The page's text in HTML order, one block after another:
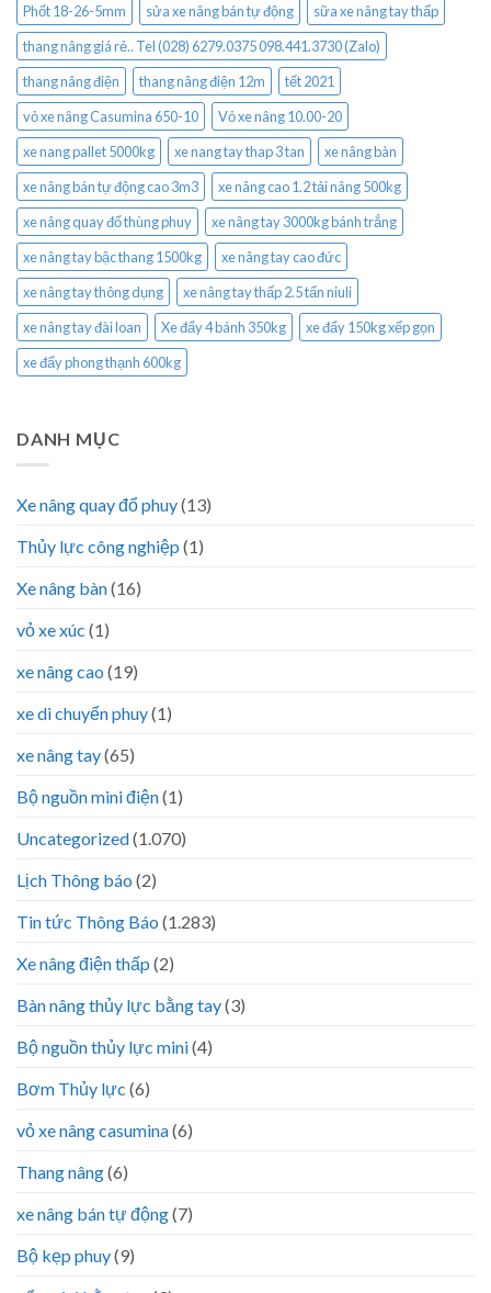
Phốt 18-26-5mm
sửa xe nâng bán tự động
sữa xe nâng tay thấp
thang nâng giá rẻ.. Tel (028) 6279.0375 098.441.3730 (Zalo)
thang nâng điện
thang nâng điện 12m
tết 2021
vỏ xe nâng Casumina 650-10
Vỏ xe nâng 10.00-20
xe nang pallet 5000kg
xe nang tay thap 3 tan
xe nâng bàn
xe nâng bán tự động cao 3m3
xe nâng cao 1.2 tải nâng 500kg
xe nâng quay đổ thùng phuy
xe nâng tay 3000kg bánh trắng
xe nâng tay bậc thang 1500kg
xe nâng tay cao đức
xe nâng tay thông dụng
xe nâng tay thấp 2.5 tấn niuli
xe nâng tay đài loan
Xe đẩy 4 bánh 350kg
xe đẩy 150kg xếp gọn
xe đẩy phong thạnh 600kg
DANH MỤC
Xe nâng quay đổ phuy(13)
Thủy lực công nghiệp (1)
Xe nâng bàn(16)
vỏ xe xúc (1)
xe nâng cao (19)
xe di chuyển phuy(1)
xe nâng tay(65)
Bộ nguồn mini điện(1)
Uncategorized(1.070)
Lịch Thông báo (2)
Tin tức Thông Báo (1.283)
Xe nâng điện thấp (2)
Bàn nâng thủy lực bằng tay(3)
Bộ nguồn thủy lực mini(4)
Bơm Thủy lực (6)
vỏ xe nâng casumina(6)
Thang nâng(6)
xe nâng bán tự động(7)
Bộ kẹp phuy(9)